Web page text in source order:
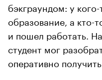
бэкграундом: у
образование, а кто-
и пошел работать.
студент мог
оперативно